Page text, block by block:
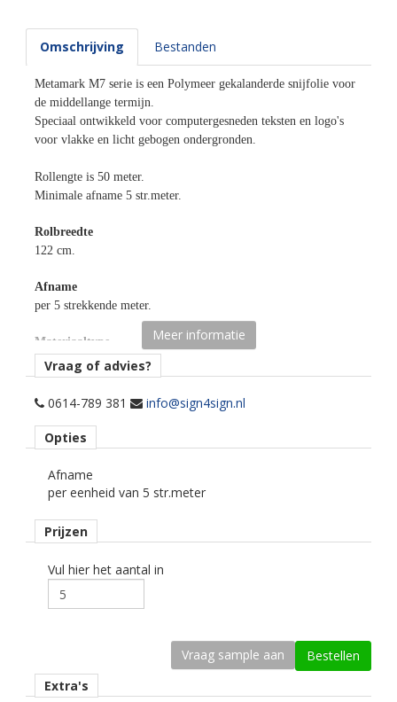
Omschrijving Bestanden
Metamark M7 serie is een Polymeer gekalanderde snijfolie voor
de middellange termijn.
Speciaal ontwikkeld voor computergesneden teksten en logo's
voor vlakke en licht gebogen ondergronden.
Rollengte is 50 meter.
Minimale afname 5 str.meter.
Rolbreedte
122 cm.
Afname
per 5 strekkende meter.
Materiaaltype
opaak gekleurde snijfolie.
kenmerk belijming
Ondergrond
vlak, licht gebogen.
70 mu.
Kleefkracht (N/25 mm)
20.
Maximale krimp (mm)
0,20.
Meer informatie
Vraag of advies?
0614-789 381 info@sign4sign.nl
Opties
Afname
per eenheid van 5 str.meter
Prijzen
Vul hier het aantal in
Extra's